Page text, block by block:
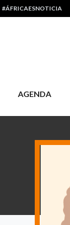
#ÁFRICAESNOTICIA
AGENDA